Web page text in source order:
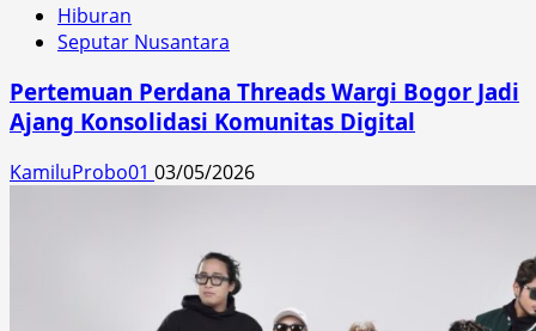
Hiburan
Seputar Nusantara
Pertemuan Perdana Threads Wargi Bogor Jadi
Ajang Konsolidasi Komunitas Digital
KamiluProbo01 03/05/2026